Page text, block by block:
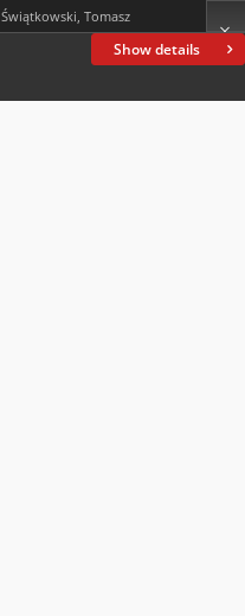
Show details
Świątkowski, Tomasz